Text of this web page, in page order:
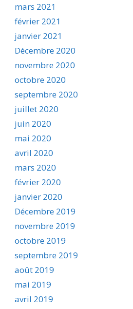
mars 2021
février 2021
janvier 2021
Décembre 2020
novembre 2020
octobre 2020
septembre 2020
juillet 2020
juin 2020
mai 2020
avril 2020
mars 2020
février 2020
janvier 2020
Décembre 2019
novembre 2019
octobre 2019
septembre 2019
août 2019
mai 2019
avril 2019